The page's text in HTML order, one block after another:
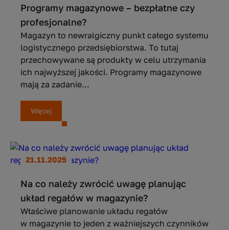
Programy magazynowe – bezpłatne czy
profesjonalne?
Magazyn to newralgiczny punkt całego systemu
logistycznego przedsiębiorstwa. To tutaj
przechowywane są produkty w celu utrzymania
ich najwyższej jakości. Programy magazynowe
mają za zadanie...
Więcej
21.11.2025
Na co należy zwrócić uwagę planując
układ regałów w magazynie?
Właściwe planowanie układu regałów
w magazynie to jeden z ważniejszych czynników